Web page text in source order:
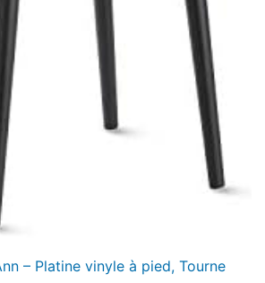
– Platine vinyle à pied, Tourne